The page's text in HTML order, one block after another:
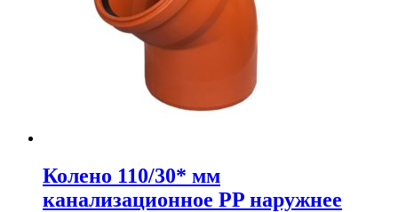
Колено 110/30* мм
канализационное PP наружнее